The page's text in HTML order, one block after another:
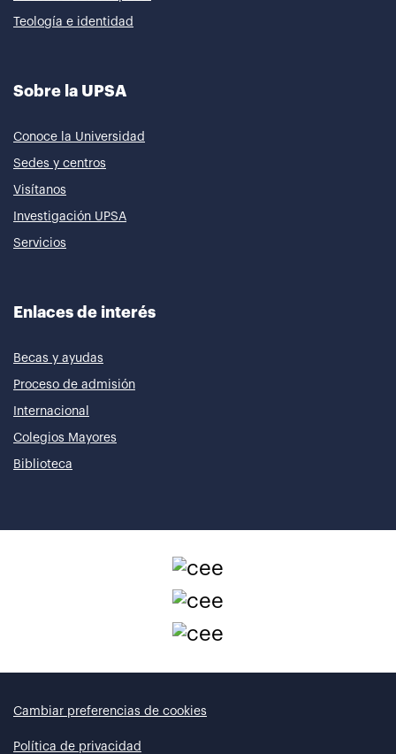
Teología e identidad
Sobre la UPSA
Conoce la Universidad
Sedes y centros
Visítanos
Investigación UPSA
Servicios
Enlaces de interés
Becas y ayudas
Proceso de admisión
Internacional
Colegios Mayores
Biblioteca
Cambiar preferencias de cookies
Política de privacidad